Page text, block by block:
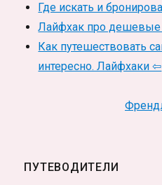
Где искать и
Лайфхак про дешевые
Как путешествовать
интересно. Лайфхаки ⇦
ПУТЕВОДИТЕЛИ